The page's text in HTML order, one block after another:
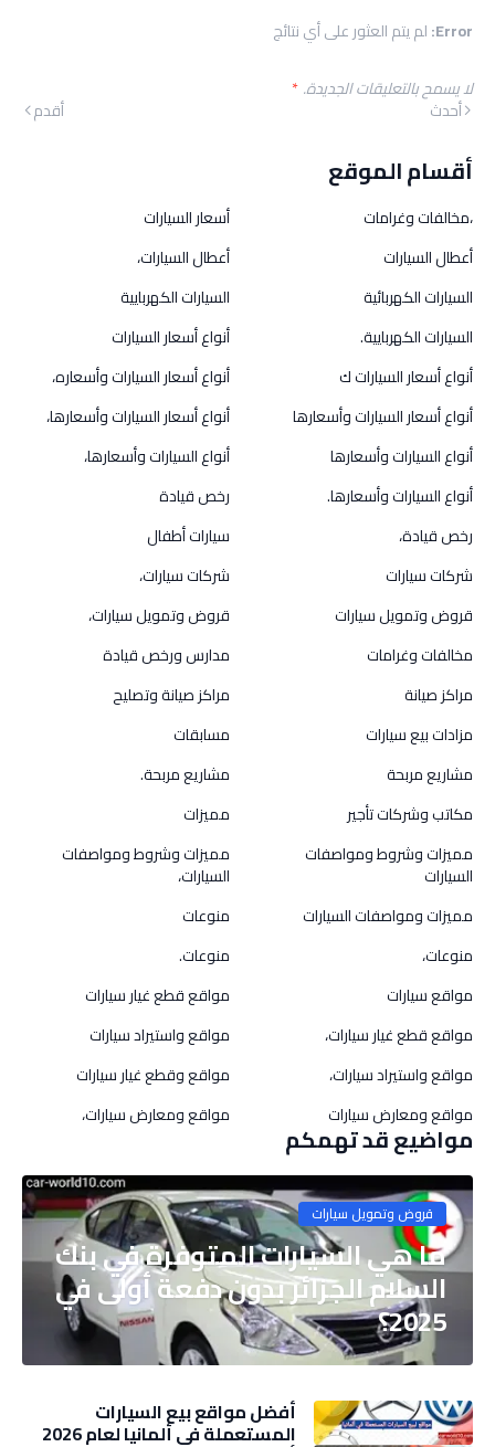
Error: لم يتم العثور على أي نتائج
لا يسمح بالتعليقات الجديدة.*
أحدث أقدم
أقسام الموقع
،مخالفات وغرامات
أسعار السيارات
أعطال السيارات
أعطال السيارات،
السيارات الكهربائية
السيارات الكهربايية
السيارات الكهربايية.
أنواع أسعار السيارات
أنواع أسعار السيارات ك
أنواع أسعار السيارات وأسعاره،
أنواع أسعار السيارات وأسعارها
أنواع أسعار السيارات وأسعارها،
أنواع السيارات وأسعارها
أنواع السيارات وأسعارها،
أنواع السيارات وأسعارها.
رخص قيادة
رخص قيادة،
سيارات أطفال
شركات سيارات
شركات سيارات،
قروض وتمويل سيارات
قروض وتمويل سيارات،
مخالفات وغرامات
مدارس ورخص قيادة
مراكز صيانة
مراكز صيانة وتصليح
مزادات بيع سيارات
مسابقات
مشاريع مربحة
مشاريع مربحة.
مكاتب وشركات تأجير
مميزات
مميزات وشروط ومواصفات
السيارات
مميزات وشروط ومواصفات
السيارات،
مميزات ومواصفات السيارات
منوعات
منوعات،
منوعات.
مواقع سيارات
مواقع قطع غيار سيارات
مواقع قطع غيار سيارات،
مواقع واستيراد سيارات
مواقع واستيراد سيارات،
مواقع وقطع غيار سيارات
مواقع ومعارض سيارات
مواقع ومعارض سيارات،
مواضيع قد تهمكم
قروض وتمويل سيارات
ما هي السيارات المتوفرة في بنك
السلام الجزائر بدون دفعة أولى في
2025؟
أفضل مواقع بيع السيارات
المستعملة في ألمانيا لعام 2026